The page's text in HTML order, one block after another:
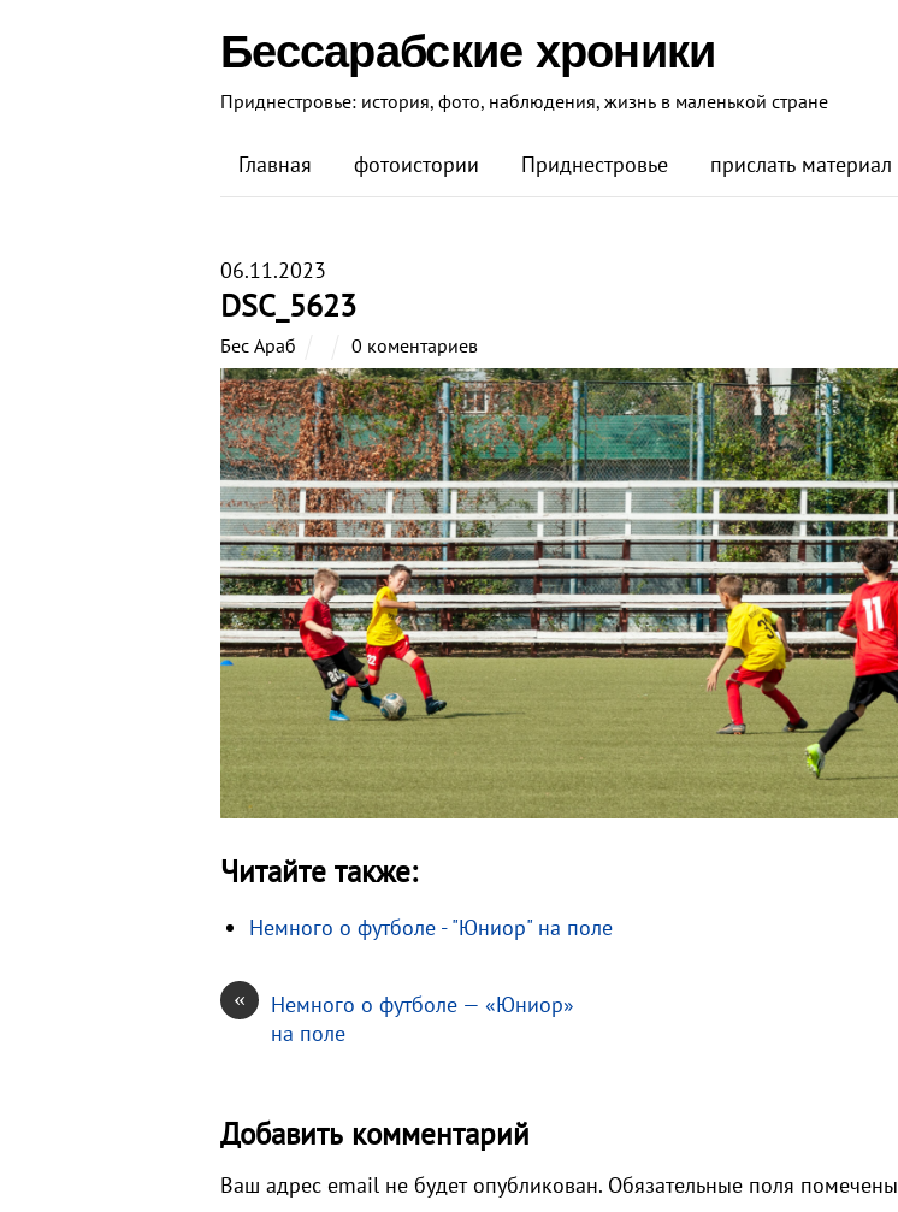
Бессарабские хроники
Приднестровье: история, фото, наблюдения, жизнь в маленькой стране
Главная фотоистории Приднестровье прислать материал
06.11.2023
DSC_5623
Бес Араб 0 коментариев
Читайте также:
Немного о футболе - "Юниор" на поле
«
Немного о футболе — «Юниор»
на поле
Добавить комментарий
Ваш адрес email не будет опубликован. Обязательные поля помечены